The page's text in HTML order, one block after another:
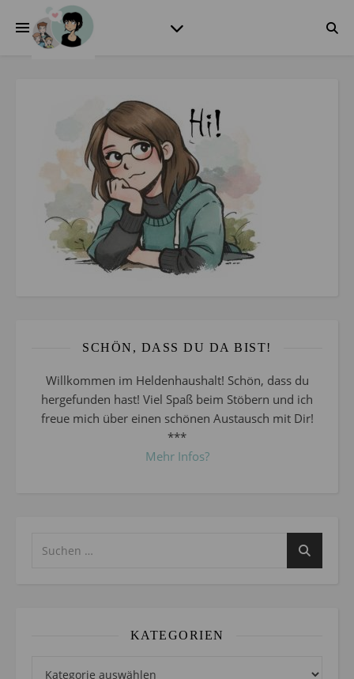
SCHÖN, DASS DU DA BIST!
Willkommen im Heldenhaushalt! Schön, dass du
hergefunden hast! Viel Spaß beim Stöbern und ich
freue mich über einen schönen Austausch mit Dir!
***
Mehr Infos?
KATEGORIEN